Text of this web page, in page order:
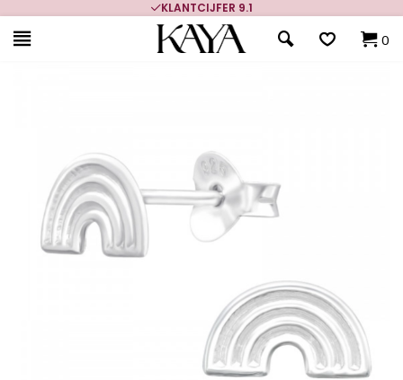
KLANTCIJFER 9.1
0